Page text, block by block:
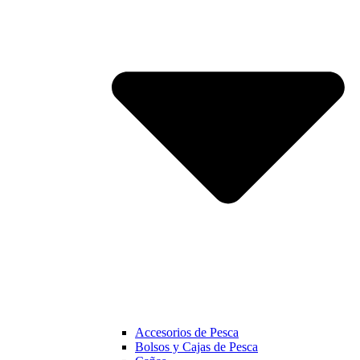
Accesorios de Pesca
Bolsos y Cajas de Pesca